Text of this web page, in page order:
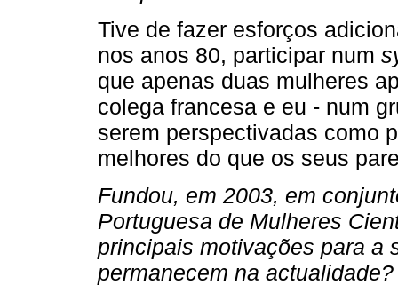
Tive de fazer esforços
nos anos 80, participar num
que apenas duas mulheres
colega francesa e eu - num
serem perspectivadas como
melhores do que os seus
Fundou, em 2003, em
Portuguesa de Mulheres
principais motivações para a
permanecem na actualidade?